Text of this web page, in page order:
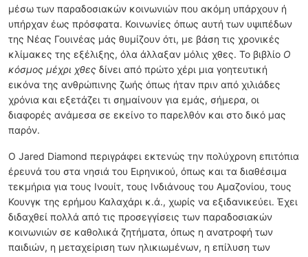
μέσω των παραδοσιακών κοινωνιών που ακόμη υπάρχουν ή
υπήρχαν έως πρόσφατα. Κοινωνίες όπως αυτή των υψιπέδων
της Νέας Γουινέας μάς θυμίζουν ότι, με βάση τις χρονικές
κλίμακες της εξέλιξης, όλα άλλαξαν μόλις χθες. Το βιβλίο Ο
κόσμος μέχρι χθες δίνει από πρώτο χέρι μια γοητευτική
εικόνα της ανθρώπινης ζωής όπως ήταν πριν από χιλιάδες
χρόνια και εξετάζει τι σημαίνουν για εμάς, σήμερα, οι
διαφορές ανάμεσα σε εκείνο το παρελθόν και στο δικό μας
παρόν.
Ο Jared Diamond περιγράφει εκτενώς την πολύχρονη επιτόπια
έρευνά του στα νησιά του Ειρηνικού, όπως και τα διαθέσιμα
τεκμήρια για τους Ινουίτ, τους Ινδιάνους του Αμαζονίου, τους
Κουνγκ της ερήμου Καλαχάρι κ.ά., χωρίς να εξιδανικεύει. Έχει
διδαχθεί πολλά από τις προσεγγίσεις των παραδοσιακών
κοινωνιών σε καθολικά ζητήματα, όπως η ανατροφή των
παιδιών, η μεταχείριση των ηλικιωμένων, η επίλυση των